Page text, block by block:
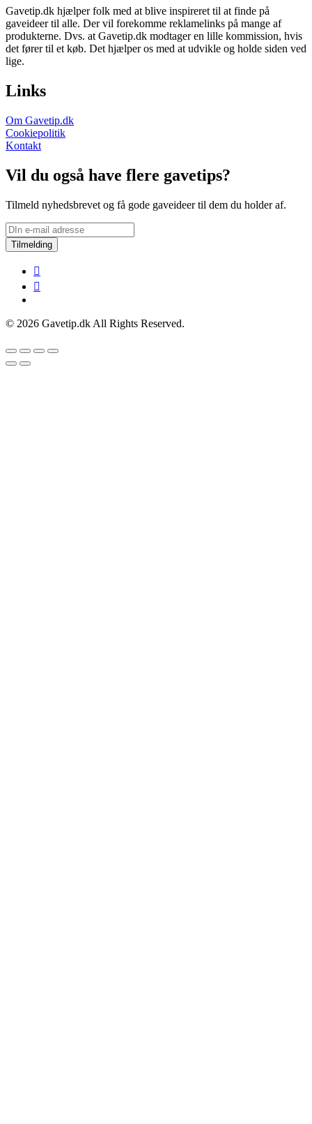
Gavetip.dk hjælper folk med at blive inspireret til at finde på
gaveideer til alle. Der vil forekomme reklamelinks på mange af
produkterne. Dvs. at Gavetip.dk modtager en lille kommission, hvis
det fører til et køb. Det hjælper os med at udvikle og holde siden ved
lige.
Links
Om Gavetip.dk
Cookiepolitik
Kontakt
Vil du også have flere gavetips?
Tilmeld nyhedsbrevet og få gode gaveideer til dem du holder af.
Tilmelding
© 2026 Gavetip.dk All Rights Reserved.